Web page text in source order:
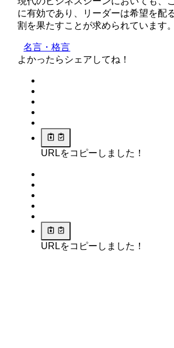
に有効であり、リーダーは希望を配
割を果たすことが求められています。
名言・格言
よかったらシェアしてね！
URLをコピーしました！
URLをコピーしました！